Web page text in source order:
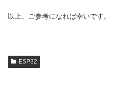
以上、ご参考になれば幸いです。
ESP32